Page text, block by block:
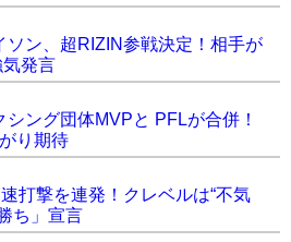
ソン、超RIZIN参戦決定！相手が
気発言
ング団体MVPと PFLが合併！
り期待
打撃を連発！クレベルは“不気
ち」宣言